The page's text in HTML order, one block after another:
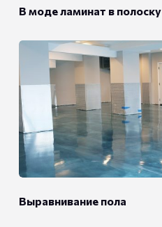
В моде ламинат в полоску
Выравнивание пола